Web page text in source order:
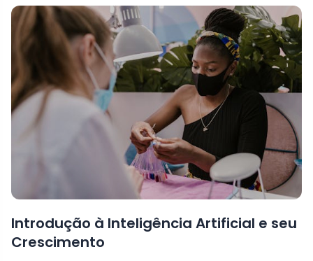
Introdução à Inteligência Artificial e seu
Crescimento